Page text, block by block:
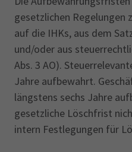
gesetzlichen Regelungen
auf die IHKs, aus dem
und/oder aus
Abs. 3 AO).
Jahre aufbewahrt.
längstens sechs Jahre
gesetzliche Löschfrist
intern Festlegungen für